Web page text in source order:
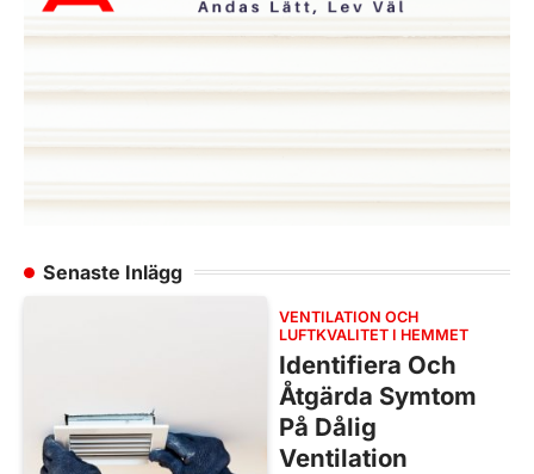
Senaste Inlägg
VENTILATION OCH
LUFTKVALITET I HEMMET
Identifiera Och
Åtgärda Symtom
På Dålig
Ventilation